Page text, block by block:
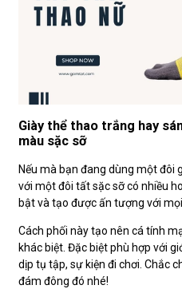
Giày thể thao trắng hay
màu sặc sỡ
Nếu mà bạn đang dùng một đôi
với một đôi tất sặc sỡ có nhiều
bật và tạo được ấn tượng với
Cách phối này tạo nên cá tính
khác biệt. Đặc biệt phù hợp với
dịp tụ tập, sự kiện đi chơi. Chắc
đám đông đó nhé!